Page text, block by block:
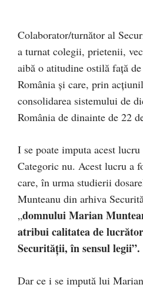
Colaborator/turnător al
a turnat colegii, prietenii,
aibă o atitudine ostilă față
România și care, prin
consolidarea sistemului de
România de dinainte de 22
I se poate imputa acest
Categoric nu. Acest lucru a
care, în urma studierii
Munteanu din arhiva
„domnului Marian
atribui calitatea de
Securității, în sensul legii”.
Dar ce i se impută lui